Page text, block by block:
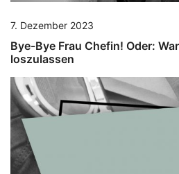
7. Dezember 2023
Bye-Bye Frau Chefin! Oder:
loszulassen